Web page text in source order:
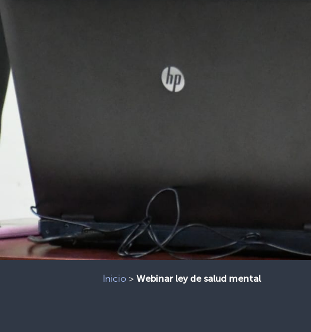
Inicio >Webinar ley de salud mental